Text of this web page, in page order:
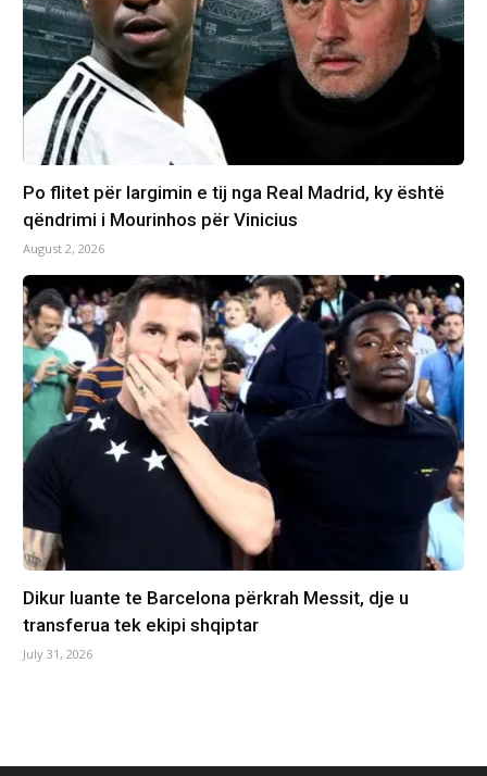
Po flitet për largimin e tij nga Real Madrid, ky është
qëndrimi i Mourinhos për Vinicius
August 2, 2026
Dikur luante te Barcelona përkrah Messit, dje u
transferua tek ekipi shqiptar
July 31, 2026